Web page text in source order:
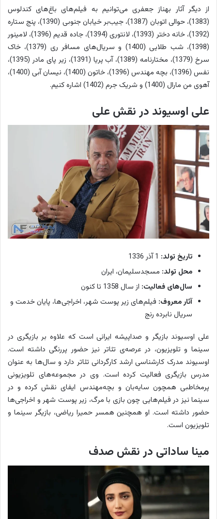
از دیگر آثار بهناز جعفری می‌توانیم به فیلم‌های باغ‌های کندلوس
(1383)، حوالی اتوبان (1387)، جیب‌بر خیابان جنوبی (1390)، پنج ستاره
(1392)، خانه دختر (1393)، لانتوری (1394)، جاده قدیم (1396)، لامینور
(1398)، شب طلایی (1400) و سریال‌های مسافر ری (1379)، خاک
سرخ (1379)، مختارنامه (1389)، آب پریا (1391)، زیر پای مادر (1395)،
نفس (1396)، بچه مهندس (1396)، خاتون (1400)، نیسان آبی (1400)،
آهوی من مارال (1400) و شریک جرم (1402) اشاره کنیم.
علی اوسیوند در نقش علی
تاریخ تولد:
محل تولد: مسجدسلیمان، ایران
سال‌های فعالیت: از سال 1358 تا کنون
آثار معروف: فیلم‌های زیر پوست شهر، اخراجی‌ها، پایان خدمت و
سریال نابرده رنج
علی اوسیوند بازیگر و صداپیشه ایرانی است که علاوه بر بازیگری در
سینما و تلویزیون، در عرصه‌ی تئاتر نیز حضور پررنگی داشته است.
اوسیوند مدرک کارشناسی ارشد کارگردانی تئاتر دارد و سال‌ها به عنوان
مدرس بازیگری فعالیت کرده است. وی در مجموعه‌های تلویزیونی
پرمخاطبی همچون سایه‌بان و بچه‌مهندس ایفای نقش کرده و در
سینما نیز در فیلم‌هایی چون بازی با مرگ، زیر پوست شهر و اخراجی‌ها
حضور داشته است. او همچنین همسر حمیرا ریاضی، بازیگر سینما و
تلویزیون است.
مینا ساداتی در نقش صدف